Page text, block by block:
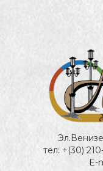
тел: +(30)
E-